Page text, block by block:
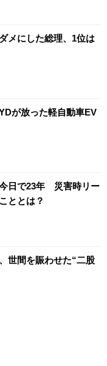
メにした総理、1位は
が放った軽自動車EV
日で23年 災害時リー
ととは？
世間を賑わせた“二股